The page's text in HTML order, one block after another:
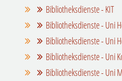
Bibliotheksdienste - KIT
Bibliotheksdienste - Uni
Bibliotheksdienste - Uni
Bibliotheksdienste - Uni
Bibliotheksdienste - Uni